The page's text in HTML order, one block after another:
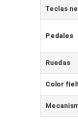
Teclas
Pedales
Ruedas
Color